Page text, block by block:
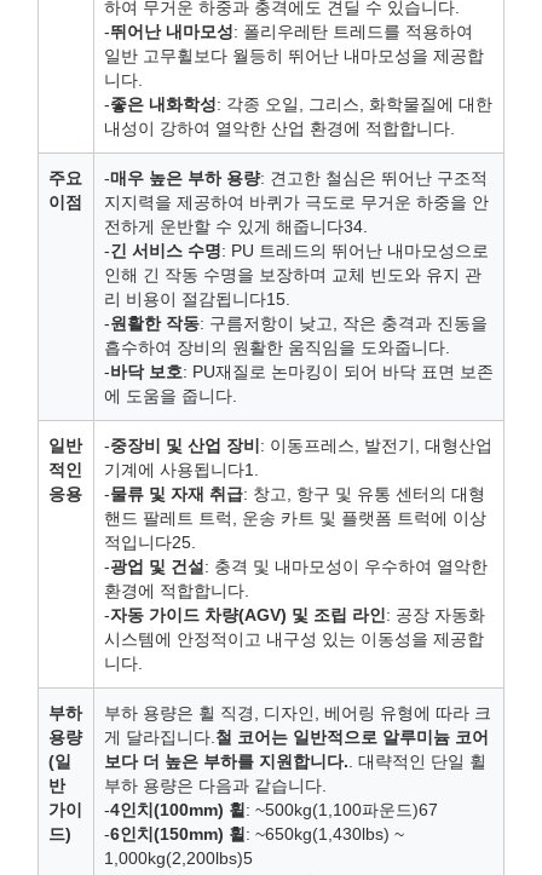
하여 무거운 하중과 충격에도 견딜 수 있습니다.
-뛰어난 내마모성: 폴리우레탄 트레드를 적용하여
일반 고무휠보다 월등히 뛰어난 내마모성을 제공합
니다.
-좋은 내화학성: 각종 오일, 그리스, 화학물질에 대한
내성이 강하여 열악한 산업 환경에 적합합니다.
주요
이점
-매우 높은 부하 용량: 견고한 철심은 뛰어난 구조적
지지력을 제공하여 바퀴가 극도로 무거운 하중을 안
전하게 운반할 수 있게 해줍니다34.
-긴 서비스 수명: PU 트레드의 뛰어난 내마모성으로
인해 긴 작동 수명을 보장하며 교체 빈도와 유지 관
리 비용이 절감됩니다15.
-원활한 작동: 구름저항이 낮고, 작은 충격과 진동을
흡수하여 장비의 원활한 움직임을 도와줍니다.
-바닥 보호: PU재질로 논마킹이 되어 바닥 표면 보존
에 도움을 줍니다.
일반
적인
응용
-중장비 및 산업 장비 : 이동프레스, 발전기, 대형산업
기계에 사용됩니다1.
-물류 및 자재 취급: 창고, 항구 및 유통 센터의 대형
핸드 팔레트 트럭, 운송 카트 및 플랫폼 트럭에 이상
적입니다25.
-광업 및 건설 : 충격 및 내마모성이 우수하여 열악한
환경에 적합합니다.
-자동 가이드 차량(AGV) 및 조립 라인 : 공장 자동화
시스템에 안정적이고 내구성 있는 이동성을 제공합
니다.
부하
용량
(일
반
가이
드)
부하 용량은 휠 직경, 디자인, 베어링 유형에 따라 크
게 달라집니다. 철 코어는 일반적으로 알루미늄 코어
보다 더 높은 부하를 지원합니다. . 대략적인 단일 휠
부하 용량은 다음과 같습니다.
-4인치(100mm) 휠 : ~500kg(1,100파운드)67
-6인치(150mm) 휠 : ~650kg(1,430lbs) ~
1,000kg(2,200lbs)5